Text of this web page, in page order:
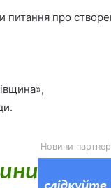
про
Новини